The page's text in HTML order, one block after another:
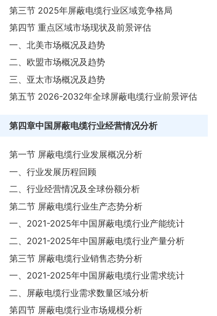
第三节 2025年屏蔽电缆行业区域竞争格局
第四节 重点区域市场现状及前景评估
一、北美市场概况及趋势
二、欧盟市场概况及趋势
三、亚太市场概况及趋势
第五节 2026-2032年全球屏蔽电缆行业前景评估
第四章中国屏蔽电缆行业经营情况分析
第一节 屏蔽电缆行业发展概况分析
一、行业发展历程回顾
二、行业经营情况及全球份额分析
第二节 屏蔽电缆行业生产态势分析
一、2021-2025年中国屏蔽电缆行业产能统计
二、2021-2025年中国屏蔽电缆行业产量分析
第三节 屏蔽电缆行业销售态势分析
一、2021-2025年中国屏蔽电缆行业需求统计
二、屏蔽电缆行业需求数量区域分析
第四节 屏蔽电缆行业市场规模分析